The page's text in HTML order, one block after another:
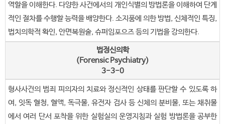
역할을 이해한다. 다양한 사건에서의 개인식별의 방법론을 이해하여 단계
적인 절차를 수행할 능력을 배양한다. 소지품에 의한 방법, 신체적인 특징,
법치의학적 확인, 안면복원술, 슈퍼임포으즈 등의 기법을 강의한다.
법정신의학
(Forensic Psychiatry)
3-3-0
형사사건의 범죄 피의자의 치료와 정신적인 상태를 판단할 수 있도록 하
여, 잇독 혈청, 혈액, 독극물, 유전자 검사 등 신체의 분비물, 또는 채취물
에서 여러 단서 포착을 위한 실험실의 운영지침과 실험 방법론을 공부한